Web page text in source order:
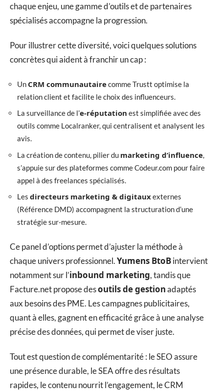
chaque enjeu, une gamme d’outils et de partenaires
spécialisés accompagne la progression.
Pour illustrer cette diversité, voici quelques solutions
concrètes qui aident à franchir un cap :
Un CRM communautairecomme Trustt optimise la
relation client et facilite le choix des influenceurs.
La surveillance de l’e-réputation est simplifiée avec des
outils comme Localranker, qui centralisent et analysent les
avis.
La création de contenu, pilier du marketing d’influence,
s’appuie sur des plateformes comme Codeur.com pour faire
appel à des freelances spécialisés.
Les directeurs marketing & digitauxexternes
(Référence DMD) accompagnent la structuration d’une
stratégie sur-mesure.
Ce panel d’options permet d’ajuster la méthode à
chaque univers professionnel.Yumens BtoBintervient
notamment sur l’inbound marketing, tandis que
Facture.net propose desoutils de gestionadaptés
aux besoins des PME. Les campagnes publicitaires,
quant à elles, gagnent en efficacité grâce à une analyse
précise des données, qui permet de viser juste.
Tout est question de complémentarité : le SEO assure
une présence durable, le SEA offre des résultats
rapides, le contenu nourrit l’engagement, le CRM